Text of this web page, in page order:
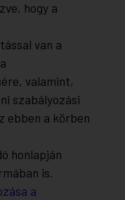
hogy a
van a
valamint,
szabályozási
ebben a körben
honlapján
is.
a